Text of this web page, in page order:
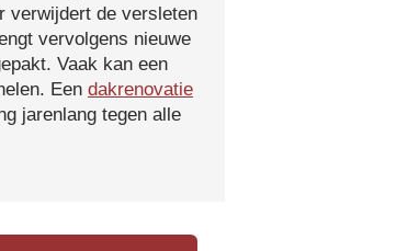
verwijdert de versleten
vervolgens nieuwe
Vaak kan een
Een dakrenovatie
jarenlang tegen alle